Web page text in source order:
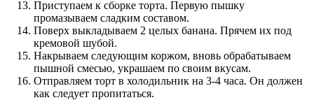
Приступаем к сборке торта. Первую пышку
промазываем сладким составом.
Поверх выкладываем 2 целых банана. Прячем их под
кремовой шубой.
Накрываем следующим коржом, вновь обрабатываем
пышной смесью, украшаем по своим вкусам.
Отправляем торт в холодильник на 3-4 часа. Он должен
как следует пропитаться.